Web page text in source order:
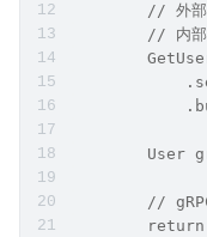
// 外部
// 内部
User
//